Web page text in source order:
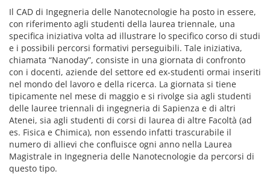
Il CAD di Ingegneria delle Nanotecnologie ha posto in essere,
con riferimento agli studenti della laurea triennale, una
specifica iniziativa volta ad illustrare lo specifico corso di studi
e i possibili percorsi formativi perseguibili. Tale iniziativa,
chiamata “Nanoday”, consiste in una giornata di confronto
con i docenti, aziende del settore ed ex-studenti ormai inseriti
nel mondo del lavoro e della ricerca. La giornata si tiene
tipicamente nel mese di maggio e si rivolge sia agli studenti
delle lauree triennali di ingegneria di Sapienza e di altri
Atenei, sia agli studenti di corsi di laurea di altre Facoltà (ad
es. Fisica e Chimica), non essendo infatti trascurabile il
numero di allievi che confluisce ogni anno nella Laurea
Magistrale in Ingegneria delle Nanotecnologie da percorsi di
questo tipo.